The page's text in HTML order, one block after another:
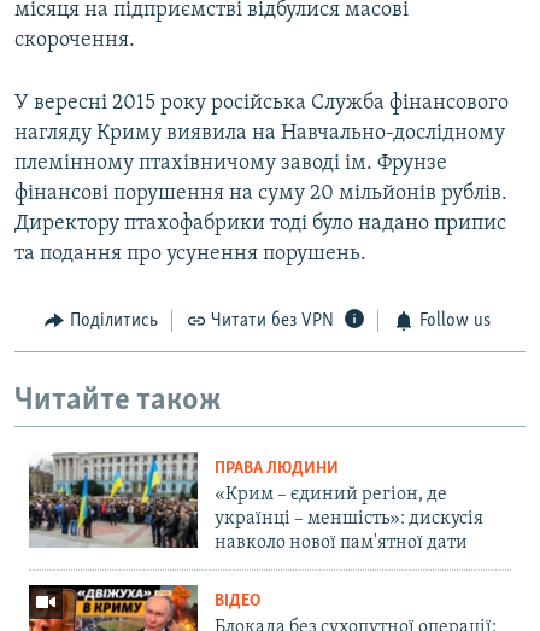
місяця на підприємстві відбулися масові
скорочення.
У вересні 2015 року російська Служба фінансового
нагляду Криму виявила на Навчально-дослідному
племінному птахівничому заводі ім. Фрунзе
фінансові порушення на суму 20 мільйонів рублів.
Директору птахофабрики тоді було надано припис
та подання про усунення порушень.
Поділитись Читати без VPN Follow us
Читайте також
ПРАВА ЛЮДИНИ
«Крим – єдиний регіон, де
українці – меншість»: дискусія
навколо нової пам'ятної дати
ВІДЕО